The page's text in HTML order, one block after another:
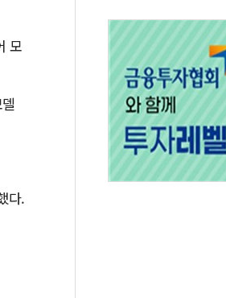
전면허 기능시험 오전 집중 편성…체감온도
모
다.